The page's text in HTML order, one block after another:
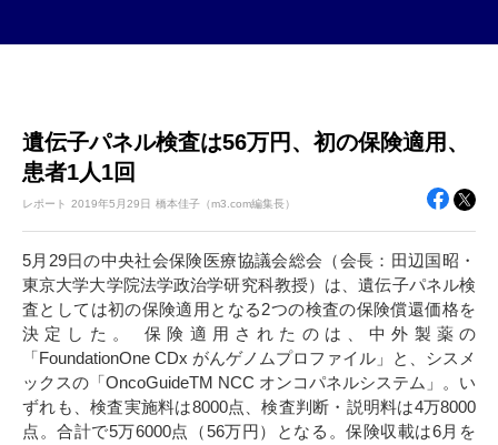
遺伝子パネル検査は56万円、初の保険適用、
患者1人1回
レポート 2019年5月29日 橋本佳子（m3.com編集長）
5月29日の中央社会保険医療協議会総会（会長：田辺国昭・
東京大学大学院法学政治学研究科教授）は、遺伝子パネル検
査としては初の保険適用となる2つの検査の保険償還価格を
決定した。 保険適用されたのは、中外製薬の
「FoundationOne CDx がんゲノムプロファイル」と、シスメ
ックスの「OncoGuideTM NCC オンコパネルシステム」。い
ずれも、検査実施料は8000点、検査判断・説明料は4万8000
点。合計で5万6000点（56万円）となる。保険収載は6月を